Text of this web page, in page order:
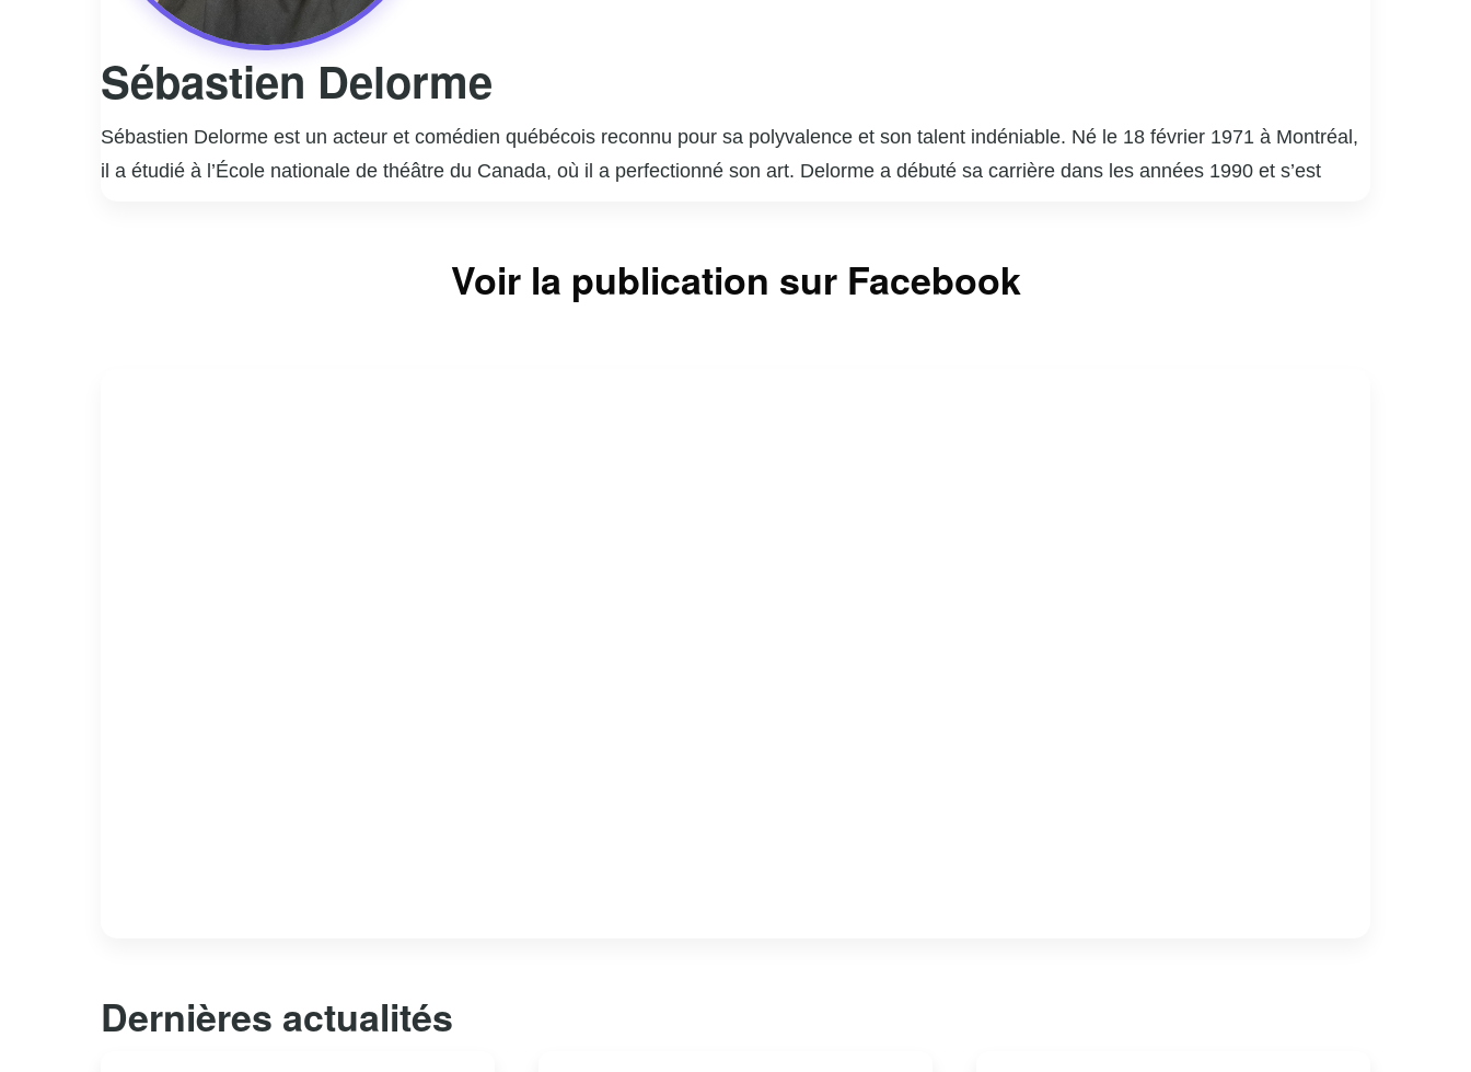
Sébastien Delorme
Sébastien Delorme est un acteur et comédien québécois reconnu pour sa polyvalence et son talent indéniable. Né le 18 février 1971 à Montréal,
il a étudié à l’École nationale de théâtre du Canada, où il a perfectionné son art. Delorme a débuté sa carrière dans les années 1990 et s’est
interprétation nuancée et authentique de personnages complexes lui a valu l’admiration du public et de la critique. En plus de ses performances à
Voir la publication sur Facebook
Dernières actualités